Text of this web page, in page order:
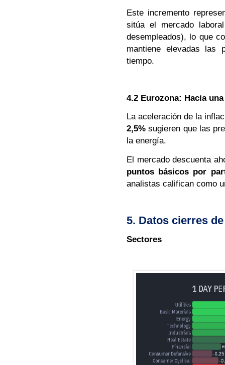
Este incremento
sitúa el mercado
desempleados), lo que
mantiene elevadas las
tiempo.
4.2 Eurozona: Hacia
La aceleración de la
2,5% sugieren que las
la energía.
El mercado descuenta
puntos básicos por
analistas califican como
5. Datos cierres
Sectores